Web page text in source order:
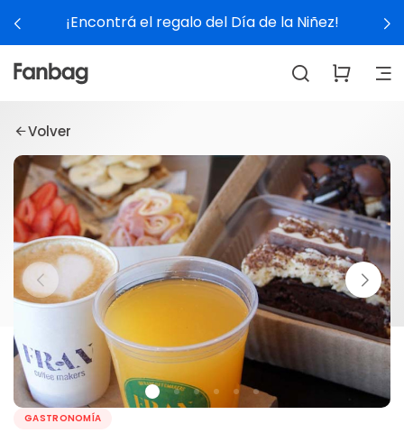
¡Encontrá el regalo del Día de la Niñez!
Volver
GASTRONOMÍA